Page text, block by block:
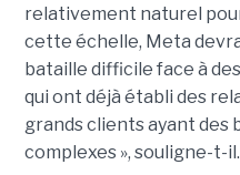
relativement naturel
cette échelle, Meta
bataille difficile face à
qui ont déjà établi des
grands clients ayant des
complexes », souligne-t-il.